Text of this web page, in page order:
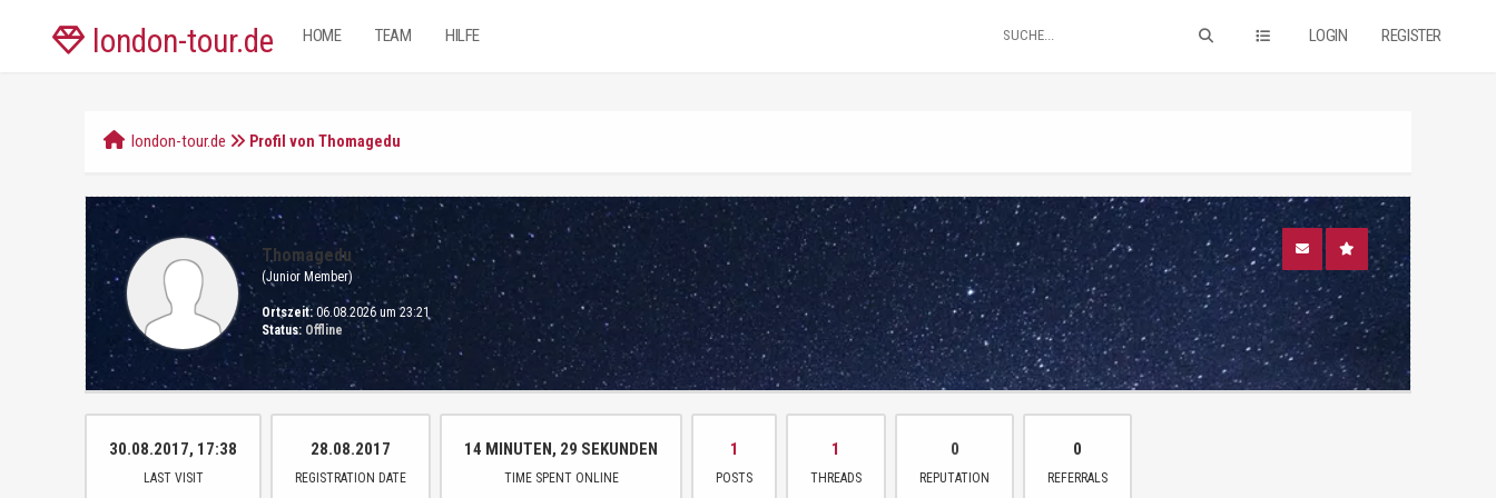
london-tour.de LOGIN REGISTER
HOME TEAM HILFE
london-tour.de Profil von Thomagedu
Thomagedu
(Junior Member)
Ortszeit: 06.08.2026 um 23:21
Status: Offline
30.08.2017, 17:38
LAST VISIT
28.08.2017
REGISTRATION DATE
14 MINUTEN, 29 SEKUNDEN
TIME SPENT ONLINE
1
POSTS
1
THREADS
0
REPUTATION
0
REFERRALS